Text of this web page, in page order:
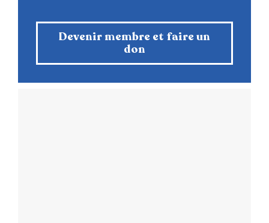
Devenir membre et faire un
don